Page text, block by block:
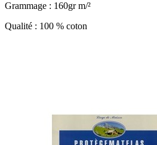
Grammage : 160gr m/²
Qualité : 100 % coton